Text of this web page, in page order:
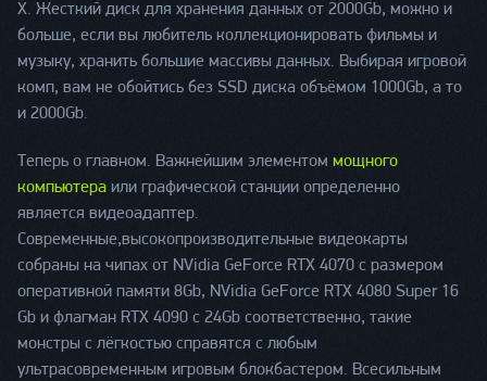
Х. Жесткий диск для хранения данных от 2000Gb, можно и
больше, если вы любитель коллекционировать фильмы и
музыку, хранить большие массивы данных. Выбирая игровой
комп, вам не обойтись без SSD диска объёмом 1000Gb, а то
и 2000Gb.
Теперь о главном. Важнейшим элементом мощного
компьютера или графической станции определенно
является видеоадаптер.
Современные,высокопроизводительные видеокарты
собраны на чипах от NVidia GeForce RTX 4070 с размером
оперативной памяти 8Gb, NVidia GeForce RTX 4080 Super 16
Gb и флагман RTX 4090 с 24Gb соответственно, такие
монстры с лёгкостью справятся с любым
ультрасовременным игровым блокбастером. Всесильным